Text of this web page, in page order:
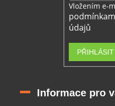
Vložením e-
údajů
Informace pro